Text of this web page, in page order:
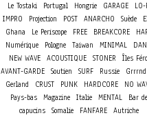
Le Tostaki
Portugal Hongrie GARAGE
IMPRO
Projection POST ANARCHO Suède
Ghana
Le Periscope FREE BREAKCORE
Numérique
Pologne Taiwan MINIMAL
NEW WAVE ACOUSTIQUE STONER
Îles
AVANT-GARDE
Soutien SURF Russie
Grrrnd
Gerland
CRUST PUNK HARDCORE
NO
Pays-bas
Magazine Italie MENTAL
Bar
capucins Somalie FANFARE Autriche